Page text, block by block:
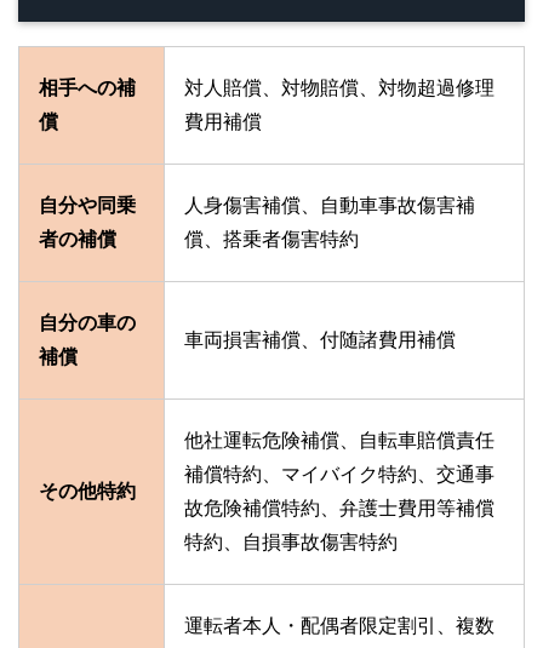
相手への補
償
対人賠償、対物賠償、対物超過修理
費用補償
自分や同乗
者の補償
人身傷害補償、自動車事故傷害補
償、搭乗者傷害特約
自分の車の
補償
車両損害補償、付随諸費用補償
その他特約
他社運転危険補償、自転車賠償責任
補償特約、マイバイク特約、交通事
故危険補償特約、弁護士費用等補償
特約、自損事故傷害特約
運転者本人・配偶者限定割引、複数